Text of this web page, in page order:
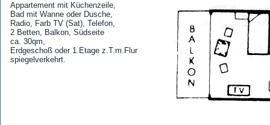
Appartement mit Küchenzeile,
Bad mit Wanne oder Dusche,
Radio, Farb TV (Sat), Telefon,
2 Betten, Balkon, Südseite
ca. 30qm,
Erdgeschoß oder 1.Etage z.T.m.Flur
spiegelverkehrt.